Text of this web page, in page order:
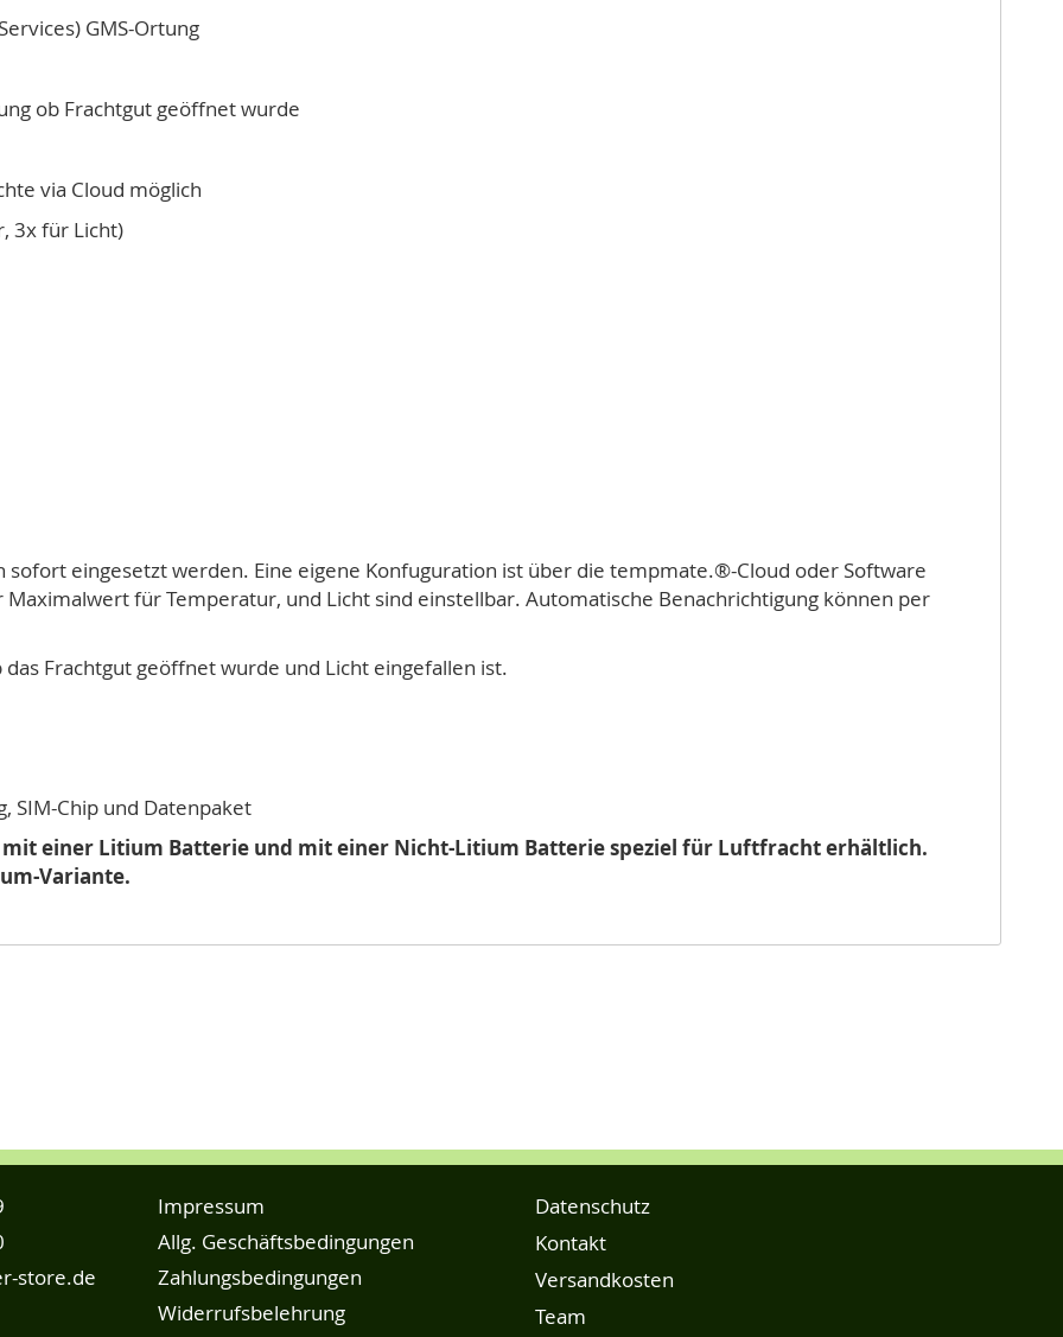
GMS-Ortung
ob Frachtgut geöffnet wurde
via Cloud möglich
3x für Licht)
eingesetzt werden. Eine eigene Konfuguration ist über die tempmate.®-Cloud oder Software
für Temperatur, und Licht sind einstellbar. Automatische Benachrichtigung können per
Frachtgut geöffnet wurde und Licht eingefallen ist.
SIM-Chip und Datenpaket
mit einer Litium Batterie und mit einer Nicht-Litium Batterie speziel für Luftfracht erhältlich.
Variante.
store.de
Impressum
Allg. Geschäftsbedingungen
Zahlungsbedingungen
Widerrufsbelehrung
Datenschutz
Kontakt
Versandkosten
Team